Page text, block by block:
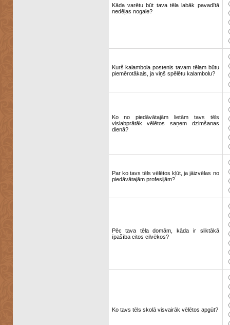
Kāda varētu būt tava tēla labāk pavadītā
nedēļas nogale?
Kurš kalambola postenis tavam tēlam būtu
piemērotākais, ja viņš spēlētu kalambolu?
Ko no piedāvātajām lietām tavs tēls
vislabprātāk vēlētos saņem dzimšanas
dienā?
Par ko tavs tēls vēlētos kļūt, ja jāizvēlas no
piedāvātajām profesijām?
Pēc tava tēla domām, kāda ir sliktākā
īpašība citos cilvēkos?
Ko tavs tēls skolā visvairāk vēlētos apgūt?